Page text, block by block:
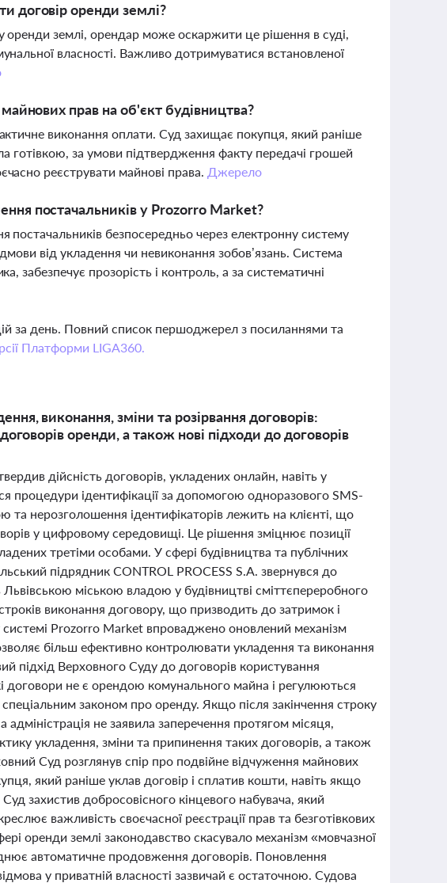
договір оренди землі?
землі, орендар може оскаржити це рішення в суді,
власності. Важливо дотримуватися встановленої
прав на об'єкт будівництва?
виконання оплати. Суд захищає покупця, який раніше
готівкою, за умови підтвердження факту передачі грошей
реєструвати майнові права. Джерело
постачальників у Prozorro Market?
безпосередньо через електронну систему
від укладення чи невиконання зобов’язань. Система
забезпечує прозорість і контроль, а за систематичні
за день. Повний список першоджерел з посиланнями та
Платформи LIGA360.
виконання, зміни та розірвання договорів:
оренди, а також нові підходи до договорів
дійсність договорів, укладених онлайн, навіть у
процедури ідентифікації за допомогою одноразового SMS-
та нерозголошення ідентифікаторів лежить на клієнті, що
у цифровому середовищі. Це рішення зміцнює позиції
третіми особами. У сфері будівництва та публічних
підрядник CONTROL PROCESS S.A. звернувся до
міською владою у будівництві сміттєпереробного
виконання договору, що призводить до затримок і
Prozorro Market впроваджено оновлений механізм
більш ефективно контролювати укладення та виконання
підхід Верховного Суду до договорів користування
договори не є орендою комунального майна і регулюються
законом про оренду. Якщо після закінчення строку
не заявила заперечення протягом місяця,
укладення, зміни та припинення таких договорів, а також
Суд розглянув спір про подвійне відчуження майнових
який раніше уклав договір і сплатив кошти, навіть якщо
захистив добросовісного кінцевого набувача, який
важливість своєчасної реєстрації прав та безготівкових
оренди землі законодавство скасувало механізм «мовчазної
автоматичне продовження договорів. Поновлення
у приватній власності зазвичай є остаточною. Судова